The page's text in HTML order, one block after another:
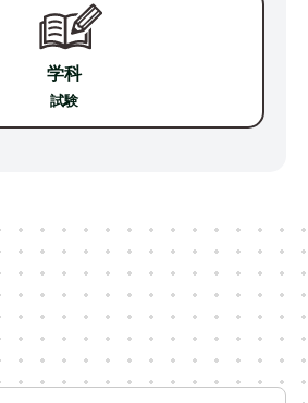
学科
試験